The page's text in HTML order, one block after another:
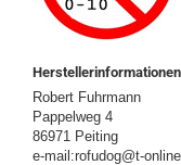
Robert Fuhrmann
Pappelweg 4
86971 Peiting
e-mail:rofudog@t-